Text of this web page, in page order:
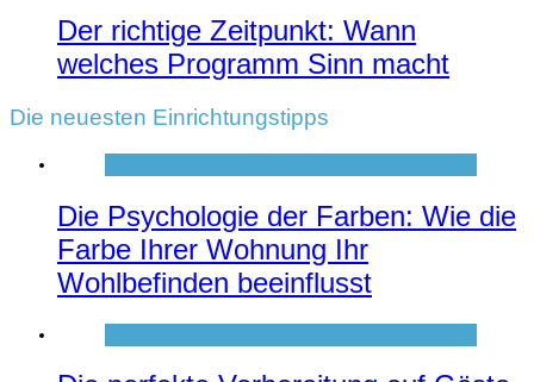
Der richtige Zeitpunkt: Wann
welches Programm Sinn macht
Die neuesten Einrichtungstipps
Die Psychologie der Farben: Wie die
Farbe Ihrer Wohnung Ihr
Wohlbefinden beeinflusst